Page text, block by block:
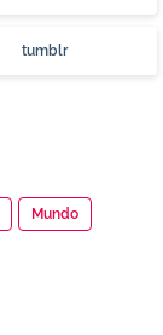
tumblr
Mundo